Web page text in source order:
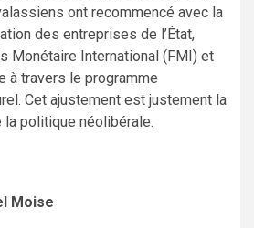
ont recommencé avec la
des entreprises de l’État,
Monétaire International (FMI) et
à travers le programme
Cet ajustement est justement la
la politique néolibérale.
Moise